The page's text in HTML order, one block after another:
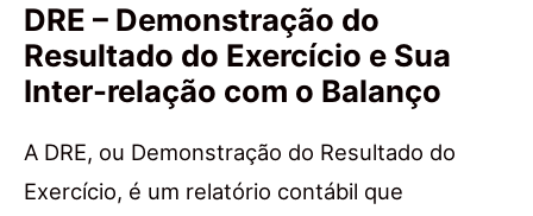
DRE – Demonstração do
Resultado do Exercício e Sua
Inter-relação com o Balanço
A DRE, ou Demonstração do Resultado do
Exercício, é um relatório contábil que